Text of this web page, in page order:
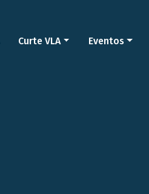
Curte VLA Eventos